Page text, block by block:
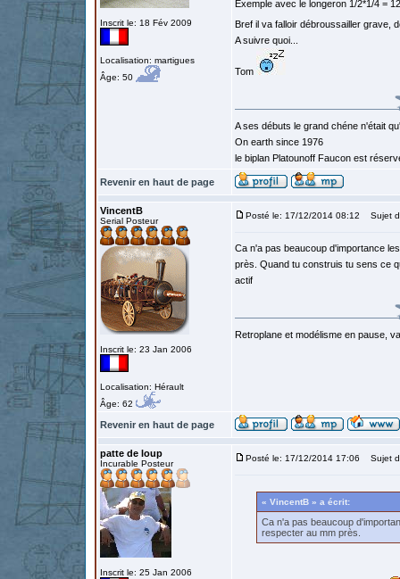
Inscrit le: 18 Fév 2009
Localisation: martigues
Âge: 50
Exemple avec le longeron 1/2*1/4 =
Bref il va falloir débroussailler grave,
A suivre quoi...
Tom
A ses débuts le grand chéne n'était
On earth since 1976
le biplan Platounoff Faucon est
Revenir en haut de page
VincentB
Serial Posteur
Inscrit le: 23 Jan 2006
Localisation: Hérault
Âge: 62
Posté le: 17/12/2014 08:12 Sujet
Ca n'a pas beaucoup d'importance
près. Quand tu construis tu sens ce
actif
Retroplane et modélisme en pause,
Revenir en haut de page
patte de loup
Incurable Posteur
Inscrit le: 25 Jan 2006
Posté le: 17/12/2014 17:06 Sujet
« VincentB » a écrit:
Ca n'a pas beaucoup
respecter au mm près.